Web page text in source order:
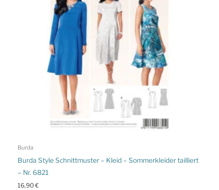
Burda
Burda Style Schnittmuster – Kleid – Sommerkleider tailliert
– Nr. 6821
16,90€